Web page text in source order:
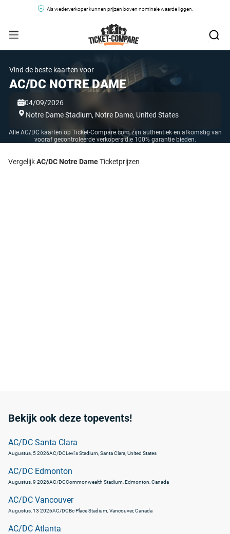
Als wederverkoper kunnen prijzen boven nominale waarde liggen.
Vind de beste kaarten voor
AC/DC NOTRE DAME
04/09/2026
Notre Dame Stadium, Notre Dame, United States
Alle AC/DC kaarten op Ticket-Compare.com zijn authentiek en afkomstig van
vooraf gecontroleerde verkopers die 100% garantie bieden.
VergelijkAC/DC Notre DameTicketprijzen
Bekijk ook deze topevents!
AC/DC Santa Clara
Augustus, 5 2026AC/DCLevi's Stadium, Santa Clara, United States
AC/DC Edmonton
Augustus, 9 2026AC/DCCommonwealth Stadium, Edmonton, Canada
AC/DC Vancouver
Augustus, 13 2026AC/DCBc Place Stadium, Vancouver, Canada
AC/DC Atlanta